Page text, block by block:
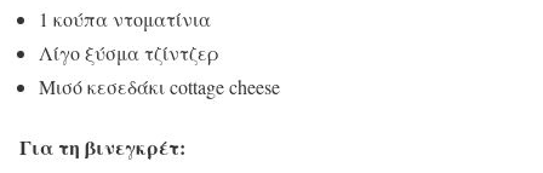
1 κούπα ντοματίνια
Λίγο ξύσμα τζίντζερ
Μισό κεσεδάκι cottage cheese
Για τη βινεγκρέτ: